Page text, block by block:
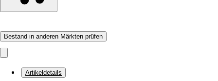
Bestand in anderen Märkten prüfen
Artikeldetails